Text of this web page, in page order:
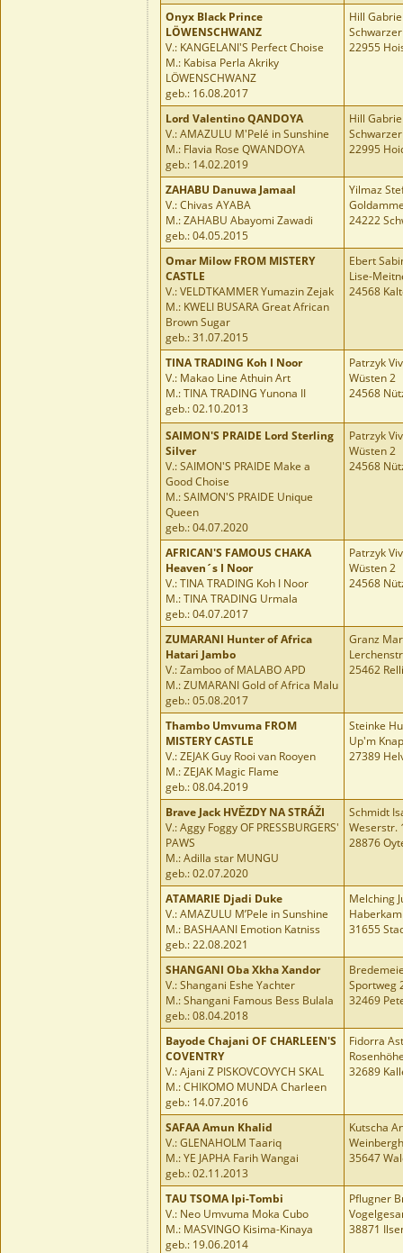
Onyx Black Prince
LÖWENSCHWANZ
V.: KANGELANI'S Perfect Choise
M.: Kabisa Perla Akriky
LÖWENSCHWANZ
geb.: 16.08.2017
Hill
22955
Lord Valentino QANDOYA
V.: AMAZULU M'Pelé in Sunshine
M.: Flavia Rose QWANDOYA
geb.: 14.02.2019
Hill
22995
ZAHABU Danuwa Jamaal
V.: Chivas AYABA
M.: ZAHABU Abayomi Zawadi
geb.: 04.05.2015
Yilmaz
24222
Omar Milow FROM MISTERY
CASTLE
V.: VELDTKAMMER Yumazin Zejak
M.: KWELI BUSARA Great African
Brown Sugar
geb.: 31.07.2015
Ebert
Lise-
24568
TINA TRADING Koh I Noor
V.: Makao Line Athuin Art
M.: TINA TRADING Yunona II
geb.: 02.10.2013
Patrzyk
Wüsten 2
24568
SAIMON'S PRAIDE Lord Sterling
Silver
V.: SAIMON'S PRAIDE Make a
Good Choise
M.: SAIMON'S PRAIDE Unique
Queen
geb.: 04.07.2020
Patrzyk
Wüsten 2
24568
AFRICAN'S FAMOUS CHAKA
Heaven´s I Noor
V.: TINA TRADING Koh I Noor
M.: TINA TRADING Urmala
geb.: 04.07.2017
Patrzyk
Wüsten 2
24568
ZUMARANI Hunter of Africa
Hatari Jambo
V.: Zamboo of MALABO APD
M.: ZUMARANI Gold of Africa Malu
geb.: 05.08.2017
Granz
25462
Thambo Umvuma FROM
MISTERY CASTLE
V.: ZEJAK Guy Rooi van Rooyen
M.: ZEJAK Magic Flame
geb.: 08.04.2019
Steinke
Up'm
27389
Brave Jack HVĚZDY NA STRÁŽI
V.: Aggy Foggy OF PRESSBURGERS'
PAWS
M.: Adilla star MUNGU
geb.: 02.07.2020
Schmidt
Weserstr.
28876
ATAMARIE Djadi Duke
V.: AMAZULU M’Pele in Sunshine
M.: BASHAANI Emotion Katniss
geb.: 22.08.2021
Melching
31655
SHANGANI Oba Xkha Xandor
V.: Shangani Eshe Yachter
M.: Shangani Famous Bess Bulala
geb.: 08.04.2018
Sportweg
32469
Bayode Chajani OF CHARLEEN'S
COVENTRY
V.: Ajani Z PISKOVCOVYCH SKAL
M.: CHIKOMO MUNDA Charleen
geb.: 14.07.2016
Fidorra
32689
SAFAA Amun Khalid
V.: GLENAHOLM Taariq
M.: YE JAPHA Farih Wangai
geb.: 02.11.2013
Kutscha
35647
TAU TSOMA Ipi-Tombi
V.: Neo Umvuma Moka Cubo
M.: MASVINGO Kisima-Kinaya
geb.: 19.06.2014
Pflugner
38871